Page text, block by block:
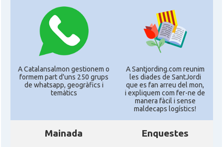
A Catalansalmon gestionem o
formem part d'uns 250 grups
de whatsapp, geogràfics i
temàtics
A Santjording.com reunim
les diades de SantJordi
que es fan arreu del mon,
i expliquem com fer-ne de
manera fàcil i sense
maldecaps logí­stics!
Mainada Enquestes